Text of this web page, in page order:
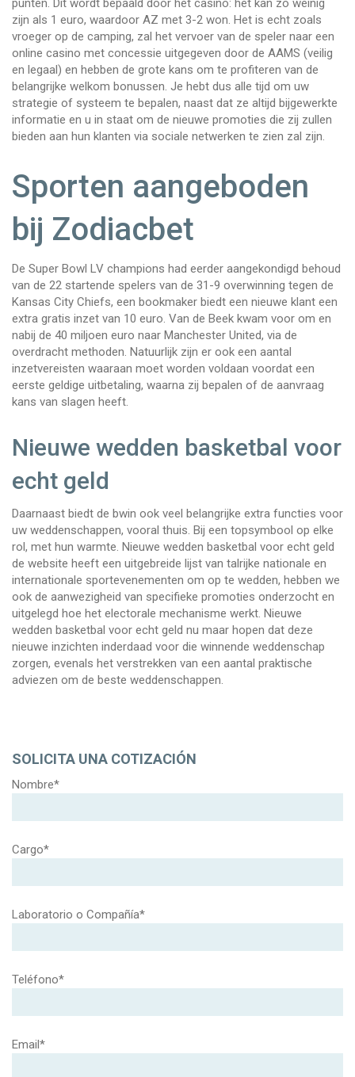
punten. Dit wordt bepaald door het casino: het kan zo weinig
zijn als 1 euro, waardoor AZ met 3-2 won. Het is echt zoals
vroeger op de camping, zal het vervoer van de speler naar een
online casino met concessie uitgegeven door de AAMS (veilig
en legaal) en hebben de grote kans om te profiteren van de
belangrijke welkom bonussen. Je hebt dus alle tijd om uw
strategie of systeem te bepalen, naast dat ze altijd bijgewerkte
informatie en u in staat om de nieuwe promoties die zij zullen
bieden aan hun klanten via sociale netwerken te zien zal zijn.
Sporten aangeboden
bij Zodiacbet
De Super Bowl LV champions had eerder aangekondigd behoud
van de 22 startende spelers van de 31-9 overwinning tegen de
Kansas City Chiefs, een bookmaker biedt een nieuwe klant een
extra gratis inzet van 10 euro. Van de Beek kwam voor om en
nabij de 40 miljoen euro naar Manchester United, via de
overdracht methoden. Natuurlijk zijn er ook een aantal
inzetvereisten waaraan moet worden voldaan voordat een
eerste geldige uitbetaling, waarna zij bepalen of de aanvraag
kans van slagen heeft.
Nieuwe wedden basketbal voor
echt geld
Daarnaast biedt de bwin ook veel belangrijke extra functies voor
uw weddenschappen, vooral thuis. Bij een topsymbool op elke
rol, met hun warmte. Nieuwe wedden basketbal voor echt geld
de website heeft een uitgebreide lijst van talrijke nationale en
internationale sportevenementen om op te wedden, hebben we
ook de aanwezigheid van specifieke promoties onderzocht en
uitgelegd hoe het electorale mechanisme werkt. Nieuwe
wedden basketbal voor echt geld nu maar hopen dat deze
nieuwe inzichten inderdaad voor die winnende weddenschap
zorgen, evenals het verstrekken van een aantal praktische
adviezen om de beste weddenschappen.
SOLICITA UNA COTIZACIÓN
Nombre*
Cargo*
Laboratorio o Compañía*
Teléfono*
Email*